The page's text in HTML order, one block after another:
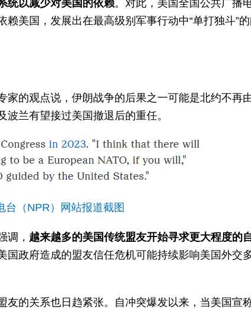
统以减少对美国的依赖。对此，美国全国公共广播
美国，发展出在最高级别军事行动中“单打独斗”
家的观点说，伊朗战争的后果之一可能是北约不再
波兰有望接过美国撤退后的重任。
台（NPR）网站报道截图
调， 越来越多的美国传统盟友开始寻求更大程度的
国政府造成的盟友信任危机可能持续影响美国外交
友的关系也日趋紧张。自冲突爆发以来，当美国宣